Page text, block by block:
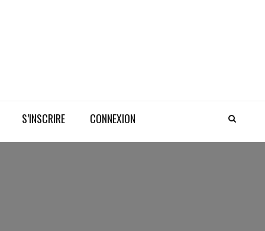
S’INSCRIRE CONNEXION